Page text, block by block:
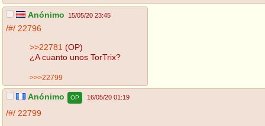
Anónimo 15/05/20 23:45
/#/ 22796
>>22781 (OP)
¿A cuanto unos TorTrix?
>>>22799
Anónimo OP 16/05/20 01:19
/#/ 22799